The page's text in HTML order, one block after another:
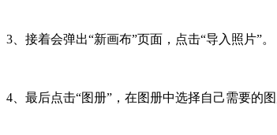
3、接着会弹出“新画布”页面，点击“导入照片”。
4、最后点击“图册”，在图册中选择自己需要的